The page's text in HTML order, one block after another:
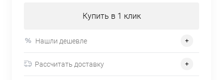
Купить в 1 клик
Нашли дешевле
Рассчитать доставку